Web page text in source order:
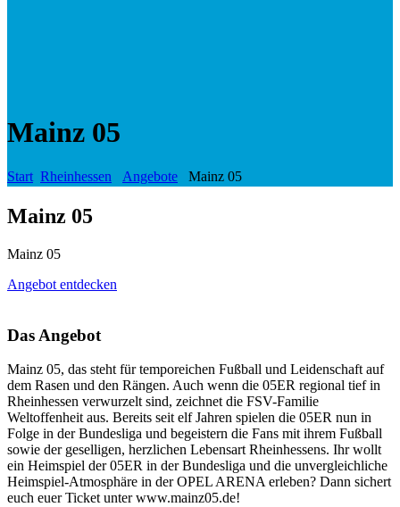
Mainz 05
Start Rheinhessen Angebote Mainz 05
Mainz 05
Mainz 05
Angebot entdecken
Das Angebot
Mainz 05, das steht für temporeichen Fußball und Leidenschaft auf
dem Rasen und den Rängen. Auch wenn die 05ER regional tief in
Rheinhessen verwurzelt sind, zeichnet die FSV-Familie
Weltoffenheit aus. Bereits seit elf Jahren spielen die 05ER nun in
Folge in der Bundesliga und begeistern die Fans mit ihrem Fußball
sowie der geselligen, herzlichen Lebensart Rheinhessens. Ihr wollt
ein Heimspiel der 05ER in der Bundesliga und die unvergleichliche
Heimspiel-Atmosphäre in der OPEL ARENA erleben? Dann sichert
euch euer Ticket unter www.mainz05.de!